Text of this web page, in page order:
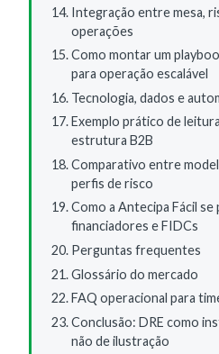
Integração entre mesa,
operações
Como montar um
para operação escalável
Tecnologia, dados e
Exemplo prático de
estrutura B2B
Comparativo entre
perfis de risco
Como a Antecipa Fácil se
financiadores e FIDCs
Perguntas frequentes
Glossário do mercado
FAQ operacional para
Conclusão: DRE como
não de ilustração